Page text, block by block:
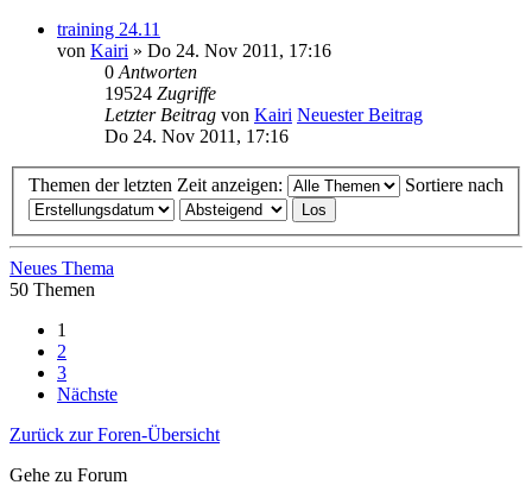
training 24.11
von Kairi » Do 24. Nov 2011, 17:16
0 Antworten
19524 Zugriffe
Letzter Beitrag von Kairi Neuester Beitrag
Do 24. Nov 2011, 17:16
Themen der letzten Zeit anzeigen: Sortiere nach
Neues Thema
50 Themen
1
2
3
Nächste
Zurück zur Foren-Übersicht
Gehe zu Forum